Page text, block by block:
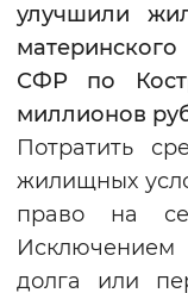
улучшили
СФР по
миллионов
Потратить
жилищных
право на
долга или